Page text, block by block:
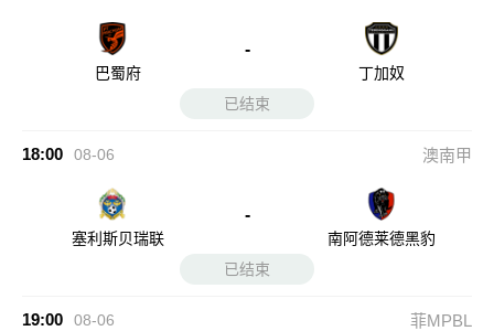
巴蜀府
-
丁加奴
已结束
18:00 08-06 澳南甲
塞利斯贝瑞联
-
南阿德莱德黑豹
已结束
19:00 08-06 菲MPBL